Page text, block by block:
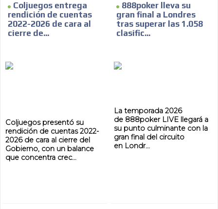
Coljuegos entrega
rendición de cuentas
2022-2026 de cara al
cierre de...
Coljuegos presentó su
rendición de cuentas 2022-
2026 de cara al cierre del
Gobierno, con un balance
que concentra crec...
888poker lleva su
gran final a Londres
tras superar las 1.058
clasific...
La temporada 2026
de 888poker LIVE llegará a
su punto culminante con la
gran final del circuito
en Londr...